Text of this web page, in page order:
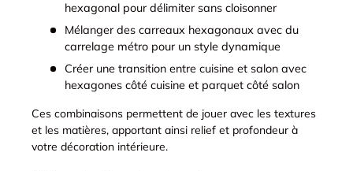
hexagonal pour délimiter sans cloisonner
Mélanger des carreaux hexagonaux avec du
carrelage métro pour un style dynamique
Créer une transition entre cuisine et salon avec
hexagones côté cuisine et parquet côté salon
Ces combinaisons permettent de jouer avec les textures
et les matières, apportant ainsi relief et profondeur à
votre décoration intérieure.